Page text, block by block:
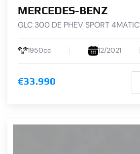
MERCEDES-BENZ
GLC 300 DE PHEV SPORT 4MATIC
1950cc 12/2021
€33.990